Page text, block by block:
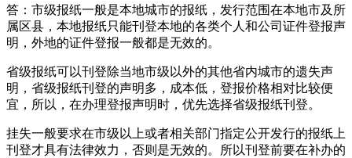
答：市级报纸一般是本地城市的报纸，发行范围在本地市及所
属区县，本地报纸只能刊登本地的各类个人和公司证件登报声
明，外地的证件登报一般都是无效的。
省级报纸可以刊登除当地市级以外的其他省内城市的遗失声
明，省级报纸刊登的声明多，成本低，登报价格相对比较便
宜，所以，在办理登报声明时，优先选择省级报纸刊登。
挂失一般要求在市级以上或者相关部门指定公开发行的报纸上
刊登才具有法律效力，否则是无效的。所以刊登前要在补办的